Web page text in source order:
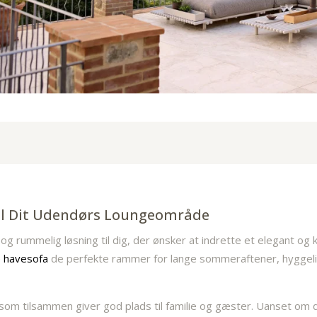
Dit Udendørs Loungeområde
rummelig løsning til dig, der ønsker at indrette et elegant
havesofa de perfekte rammer for lange sommeraftener,
tilsammen giver god plads til familie og gæster. Uanset om